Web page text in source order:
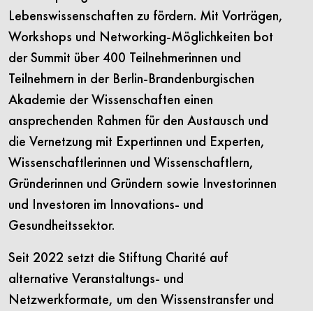
Lebenswissenschaften zu fördern. Mit Vorträgen,
Workshops und Networking-Möglichkeiten bot
der Summit über 400 Teilnehmerinnen und
Teilnehmern in der Berlin-Brandenburgischen
Akademie der Wissenschaften einen
ansprechenden Rahmen für den Austausch und
die Vernetzung mit Expertinnen und Experten,
Wissenschaftlerinnen und Wissenschaftlern,
Gründerinnen und Gründern sowie Investorinnen
und Investoren im Innovations- und
Gesundheitssektor.
Seit 2022 setzt die Stiftung Charité auf
alternative Veranstaltungs- und
Netzwerkformate, um den Wissenstransfer und